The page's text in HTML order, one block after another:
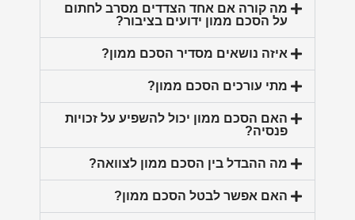
מה קורה אם אחד הצדדים מסרב לחתום
על הסכם ממון ידועים בציבור?
איזה נושאים מסדיר הסכם ממון?
מתי עורכים הסכם ממון?
האם הסכם ממון יכול להשפיע על זכויות
פנסיה?
מה ההבדל בין הסכם ממון לצוואה?
האם אפשר לבטל הסכם ממון?